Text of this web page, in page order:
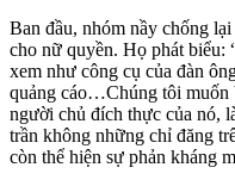
Ban đầu, nhóm nầy chống
cho nữ quyền. Họ phát biểu:
xem như công cụ của đàn
quảng cáo…Chúng tôi muốn
người chủ đích thực của nó,
trần không những chỉ đăng
còn thể hiện sự phản kháng